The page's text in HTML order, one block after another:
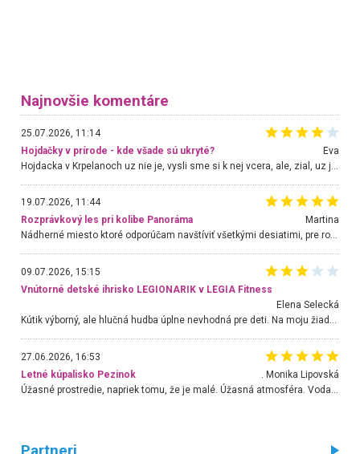
Najnovšie komentáre
25.07.2026, 11:14
Hojdačky v prírode - kde všade sú ukryté?
Eva
19.07.2026, 11:44
Rozprávkový les pri kolibe Panoráma
Martina
Nádherné miesto ktoré odporúčam navštíviť všetkými desiatimi, pre rodiny s deťmi, dôchodcom... Proste a jednoducho ozaj rozprávkový les.. určite ešte prídeme. Odniesli sme si na pamiatku krásne tričká,
09.07.2026, 15:15
Vnútorné detské ihrisko LEGIONARIK v LEGIA Fitness
Elena Selecká
Kútik výborný, ale hlučná hudba úplne nevhodná pre deti. Na moju žiadosť o aspoň sušenie nereagovali.
27.06.2026, 16:53
Letné kúpalisko Pezinok
. Monika Lipovská
Úžasné prostredie, napriek tomu, že je malé. Úžasná atmosféra. Voda fantastická a nádherná. Ľudí je pomerne veľa, ale su mili a ohľaduplní. Je veľmi zaujímavé sledovať, ako dokážu spolu športovať cudzí ľudia a bez ohľadu na vek. Vládne tu pohoda. Vnuka neviem dostať z vody. Ďakujem za krásny deň . Urcite sa sem vrátim. Jediný problém je s parkovaním, ale aj ten sa mi podarilo vyriešiť. Monika Bratislava